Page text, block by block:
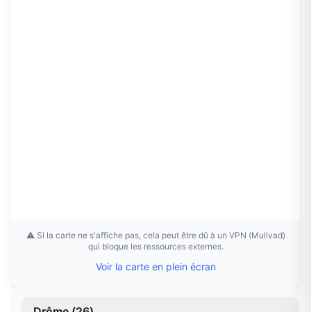
⚠️ Si la carte ne s'affiche pas, cela peut être dû à un VPN (Mullvad)
qui bloque les ressources externes.
Voir la carte en plein écran